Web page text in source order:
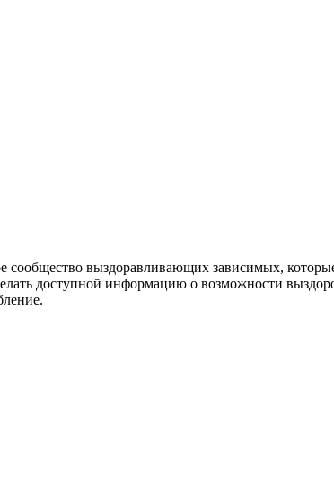
выздоравливающих зависимых,
доступной информацию о возможности